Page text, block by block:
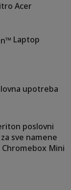
Acer
Laptop
upotreba
poslovni
sve namene
Chromebox Mini